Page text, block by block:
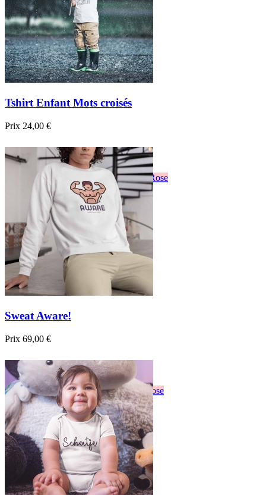
Tshirt Enfant Mots croisés
Prix 24,00 €
Aperçu rapide
Noir Bordeau Bleu Jaune Rose
Sweat Aware!
Prix 69,00 €
Aperçu rapide
Blanc Gris Noir Bordeau Bleu foncé Rose